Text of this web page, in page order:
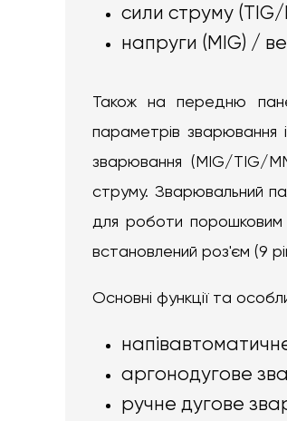
сили струму
напруги (MIG) /
Також на передню
параметрів зварювання
зварювання (MIG/TIG/
струму. Зварювальний
для роботи порошковим
встановлений роз'єм (9
Основні функції та
аргонодугове
ручне дугове